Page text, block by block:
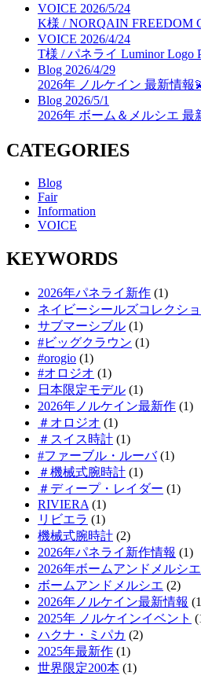
VOICE 2026/5/24
K様 / NORQAIN FREEDOM
VOICE 2026/4/24
T様 / パネライ Luminor Logo
Blog 2026/4/29
2026年 ノルケイン 最新情報
Blog 2026/5/1
2026年 ボーム＆メルシエ 最
CATEGORIES
Blog
Fair
Information
VOICE
KEYWORDS
2026年パネライ新作 (1)
ネイビーシールズコレクシ
サブマーシブル (1)
#ビッグクラウン (1)
#orogio (1)
#オロジオ (1)
日本限定モデル (1)
2026年ノルケイン最新作 (1)
＃オロジオ (1)
＃スイス時計 (1)
#ファーブル・ルーバ(1)
＃機械式腕時計 (1)
＃ディープ・レイダー (1)
RIVIERA (1)
リビエラ (1)
機械式腕時計 (2)
2026年パネライ新作情報 (1)
2026年ボームアンドメルシ
ボームアンドメルシエ (2)
2026年ノルケイン最新情報
2025年 ノルケインイベント
ハクナ・ミパカ (2)
2025年最新作 (1)
世界限定200本 (1)